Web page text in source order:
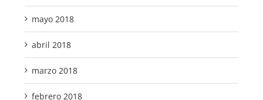
mayo 2018
abril 2018
marzo 2018
febrero 2018